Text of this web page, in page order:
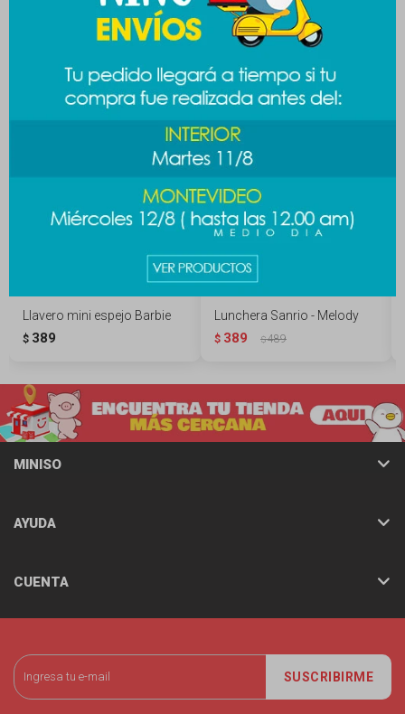
Productos que te pueden interesar
Llavero mini espejo Barbie
$ 389
Lunchera Sanrio - Melody
$ 389 $489
SUSCRIBIRME
MINISO
AYUDA
CUENTA